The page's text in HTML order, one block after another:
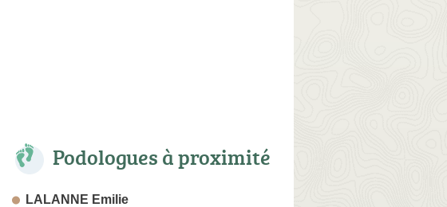
Podologues à proximité
LALANNE Emilie